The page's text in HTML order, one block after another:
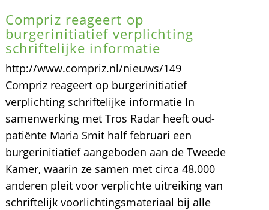
Compriz reageert op
burgerinitiatief verplichting
schriftelijke informatie
http://www.compriz.nl/nieuws/149
Compriz reageert op burgerinitiatief
verplichting schriftelijke informatie In
samenwerking met Tros Radar heeft oud-
patiënte Maria Smit half februari een
burgerinitiatief aangeboden aan de Tweede
Kamer, waarin ze samen met circa 48.000
anderen pleit voor verplichte uitreiking van
schriftelijk voorlichtingsmateriaal bij alle